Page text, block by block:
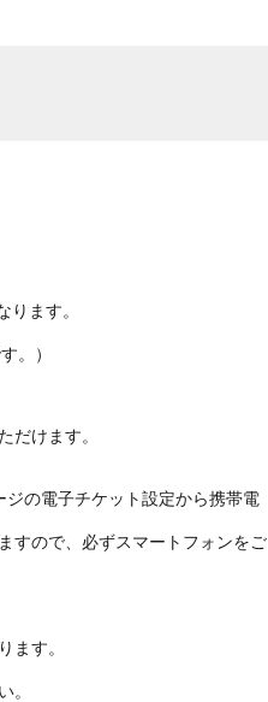
ます。
。）
だけます。
の電子チケット設定から携帯電
すので、必ずスマートフォンをご
ます。
。